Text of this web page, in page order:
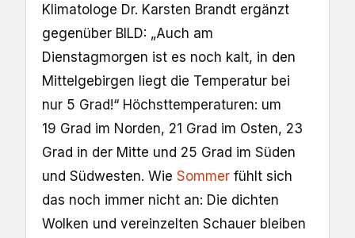
Klimatologe Dr. Karsten Brandt ergänzt
gegenüber BILD: „Auch am
Dienstagmorgen ist es noch kalt, in den
Mittelgebirgen liegt die Temperatur bei
nur 5 Grad!“ Höchsttemperaturen: um
19 Grad im Norden, 21 Grad im Osten, 23
Grad in der Mitte und 25 Grad im Süden
und Südwesten. Wie Sommer fühlt sich
das noch immer nicht an: Die dichten
Wolken und vereinzelten Schauer bleiben